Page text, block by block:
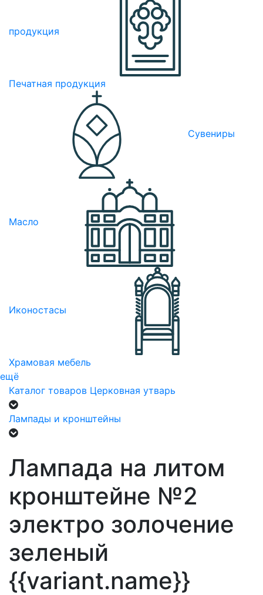
продукция
Печатная продукция
Сувениры
Масло
Иконостасы
Храмовая мебель
ещё
Каталог товаров Церковная утварь
Лампады и кронштейны
Лампада на литом
кронштейне №2
электро золочение
зеленый
{{variant.name}}